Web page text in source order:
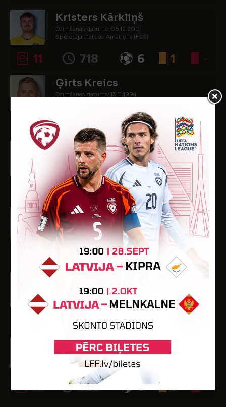
Kristers Kārkliņš
Dzimšanas datums: 05.12.2001.
Spēlētāja statuss: Amatieris (FSS)
11 718 6 1 -
Ģirts Kreics
Dzimšanas datums: 13.11.1994.
- - - -
Lauris Lapiņš
Dzimšanas datums: 10.07.2004.
Spēlētāja statuss: Amatieris (FSS)
11 418 - - -
Māris Luste
Dzimšanas datums: 23.07.1988.
Spēlētāja statuss: Amatieris (FSS)
167 - -
Dzimšanas datums: 11.06.1998.
Spēlētāja statuss: Amatieris (FSS)
10 126 1
Artūrs Švalbe
Spēlētāja statuss: Amatieris (FSS)
828 1